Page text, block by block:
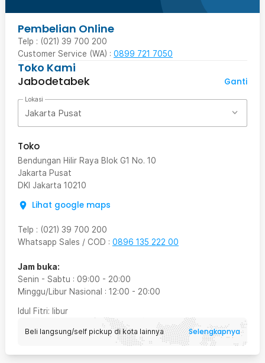
Pembelian Online
Telp : (021) 39 700 200
Customer Service (WA) : 0899 721 7050
Toko Kami
Jabodetabek
Ganti
Lokasi
Jakarta Pusat
Toko
Bendungan Hilir Raya Blok G1 No. 10
Jakarta Pusat
DKI Jakarta 10210
Lihat google maps
Telp : (021) 39 700 200
Whatsapp Sales / COD : 0896 135 222 00
Jam buka:
Senin - Sabtu : 09:00 - 20:00
Minggu/Libur Nasional : 12:00 - 20:00
Idul Fitri: libur
Beli langsung/self pickup di kota lainnya Selengkapnya